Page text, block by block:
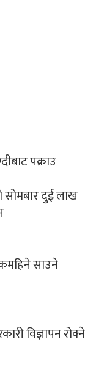
विज्ञापन रोक्ने
ज्येष्ठ